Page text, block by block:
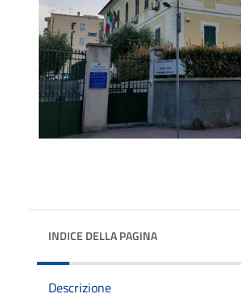
INDICE DELLA PAGINA
Descrizione